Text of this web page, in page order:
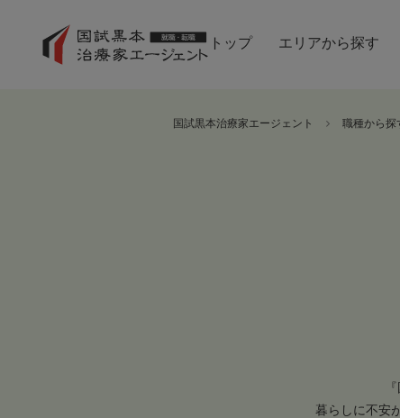
トップ エリアから探す
国試黒本治療家エージェント 職種から探
暮らしに不安